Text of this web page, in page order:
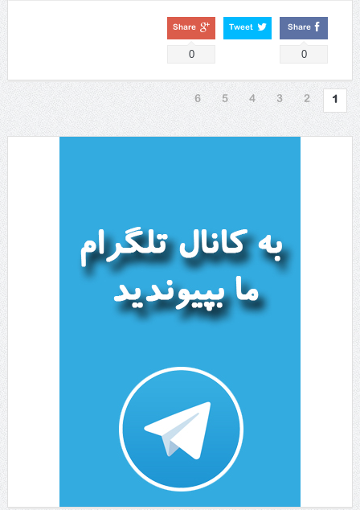
Share
0
Tweet
Share
0
1
2
3
4
5
6